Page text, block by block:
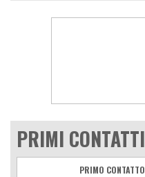
PRIMI CONTATTI
PRIMO CONTATTO